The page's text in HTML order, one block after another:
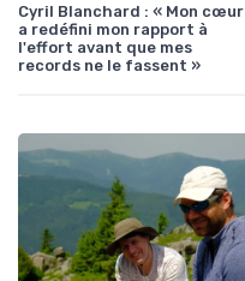
Cyril Blanchard : « Mon cœur
a redéfini mon rapport à
l'effort avant que mes
records ne le fassent »